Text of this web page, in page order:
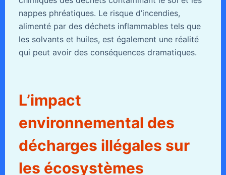
nappes phréatiques. Le risque d’incendies,
alimenté par des déchets inflammables tels que
les solvants et huiles, est également une réalité
qui peut avoir des conséquences dramatiques.
L’impact
environnemental des
décharges illégales sur
les écosystèmes